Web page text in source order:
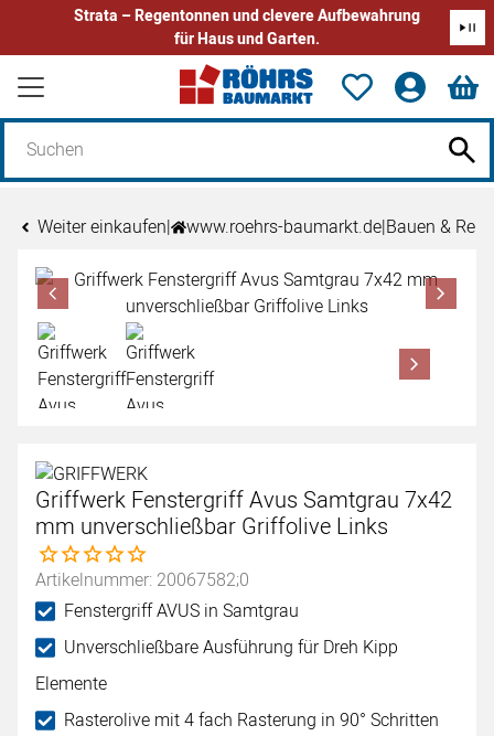
Strata – Regentonnen und clevere Aufbewahrung
für Haus und Garten.
Zum Hauptinhalt springen
Weiter einkaufen| www.roehrs-baumarkt.de|Bauen &
Produktgalerie
Zur Kaufbox springen
Griffwerk Fenstergriff Avus Samtgrau 7x42
mm unverschließbar Griffolive Links
Noch keine Bewertungen abgegeben
Artikelnummer: 20067582;0
Fenstergriff AVUS in Samtgrau
Unverschließbare Ausführung für Dreh Kipp
Elemente
Rasterolive mit 4 fach Rasterung in 90° Schritten